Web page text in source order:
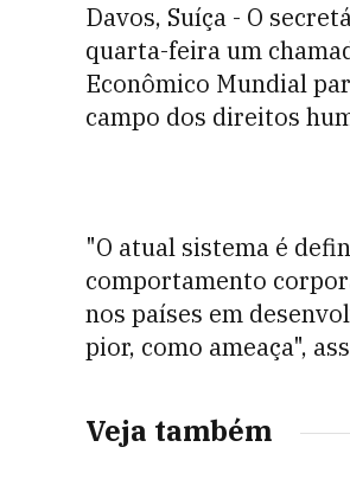
Davos, Suíça - O
quarta-feira um
Econômico Mundial
campo dos direitos
"O atual sistema é
comportamento
nos países em
pior, como ameaça",
Veja também